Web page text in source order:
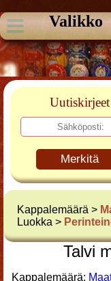
Valikko
Uutiskirjeet
Merkitä
Kappalemäärä >
Luokka >
Talvi
Kappalemäärä: